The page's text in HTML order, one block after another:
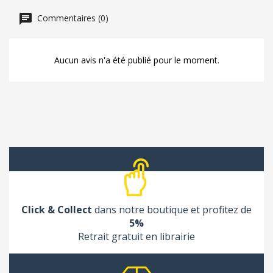
Commentaires (0)
Aucun avis n'a été publié pour le moment.
Click & Collect dans notre boutique et profitez de
5%
Retrait gratuit en librairie